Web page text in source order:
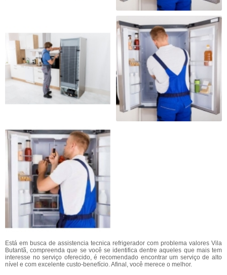
Está em busca de assistencia tecnica refrigerador com problema valores Vila
Butantã, compreenda que se você se identifica dentre aqueles que mais tem
interesse no serviço oferecido, é recomendado encontrar um serviço de alto
nível e com excelente custo-benefício. Afinal, você merece o melhor.